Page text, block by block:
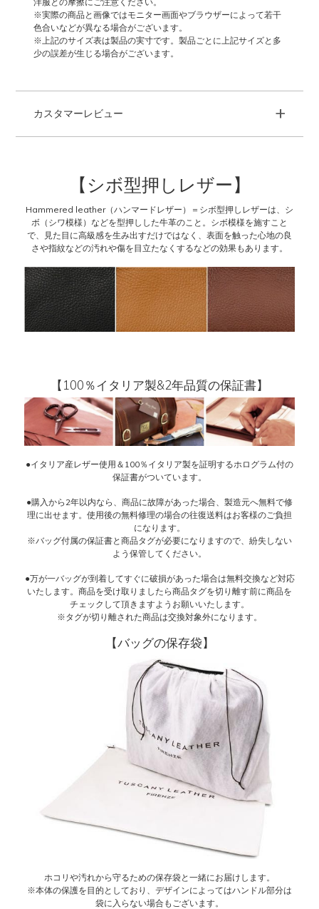
※実際の商品と画像ではモニター画面やブラウザーによって若干
色合いなどが異なる場合がございます。
※上記のサイズ表は製品の実寸です。製品ごとに上記サイズと多
少の誤差が生じる場合がございます。
カスタマーレビュー +
【シボ型押しレザー】
Hammered leather（ハンマードレザー）＝シボ型押しレザーは、シ
ボ（シワ模様）などを型押しした牛革のこと。シボ模様を施すこと
で、見た目に高級感を生み出すだけではなく、表面を触った心地の良
さや指紋などの汚れや傷を目立たなくするなどの効果もあります。
【100％イタリア製&2年品質の保証書】
●イタリア産レザー使用＆100％イタリア製を証明するホログラム付の
保証書がついています。
●購入から2年以内なら、商品に故障があった場合、製造元へ無料で修
理に出せます。使用後の無料修理の場合の往復送料はお客様のご負担
になります。
※バッグ付属の保証書と商品タグが必要になりますので、紛失しない
よう保管してください。
●万が一バッグが到着してすぐに破損があった場合は無料交換など対応
いたします。商品を受け取りましたら商品タグを切り離す前に商品を
チェックして頂きますようお願いいたします。
※タグが切り離された商品は交換対象外になります。
【バッグの保存袋】
ホコリや汚れから守るための保存袋と一緒にお届けします。
※本体の保護を目的としており、デザインによってはハンドル部分は
袋に入らない場合もございます。